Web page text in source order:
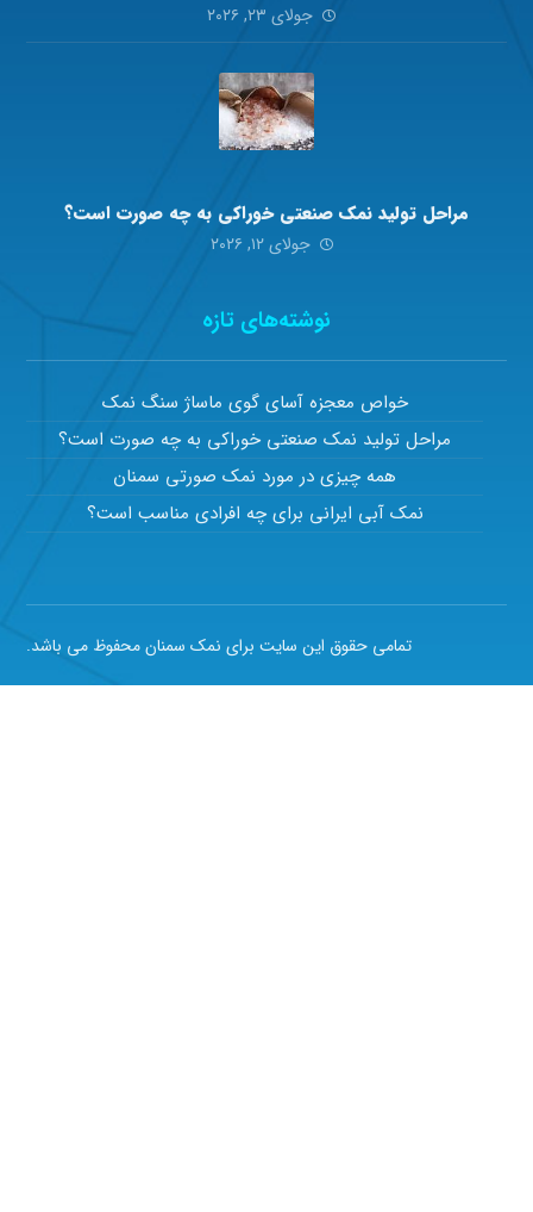
جولای ۲۳, ۲۰۲۶
مراحل تولید نمک صنعتی خوراکی به چه صورت است؟
جولای ۱۲, ۲۰۲۶
نوشته‌های تازه
خواص معجزه آسای گوی ماساژ سنگ نمک
مراحل تولید نمک صنعتی خوراکی به چه صورت است؟
همه چیزی در مورد نمک صورتی سمنان
نمک آبی ایرانی برای چه افرادی مناسب است؟
تمامی حقوق این سایت برای نمک سمنان محفوظ می باشد.